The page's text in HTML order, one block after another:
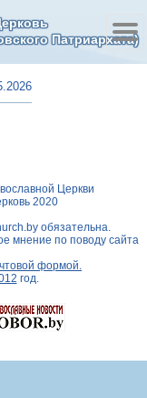
Патриархата)
Церкви
2020
обязательна.
мнение по поводу сайта
формой.
год.